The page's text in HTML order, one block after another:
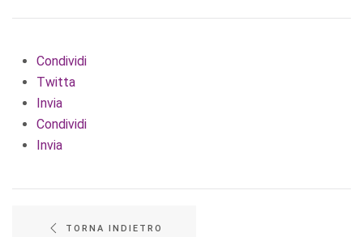
Condividi
Twitta
Invia
Condividi
Invia
TORNA INDIETRO